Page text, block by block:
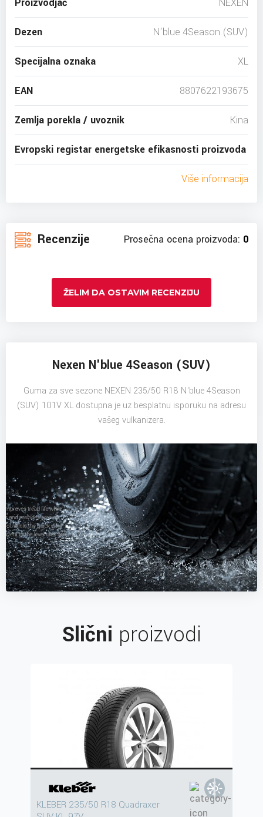
Dezen N'blue 4Season (SUV)
Specijalna oznaka XL
EAN 8807622193675
Zemlja porekla / uvoznik Kina
Evropski registar energetske efikasnosti proizvoda
Više informacija
Recenzije Prosečna ocena proizvoda: 0
ŽELIM DA OSTAVIM RECENZIJU
Nexen N'blue 4Season (SUV)
Guma za sve sezone NEXEN 235/50 R18 N'blue 4Season
(SUV) 101V XL dostupna je uz besplatnu isporuku na adresu
vašeg vulkanizera.
Slični proizvodi
KLEBER 235/50 R18 Quadraxer